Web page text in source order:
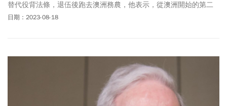
替代役背法條，退伍後跑去澳洲務農，他表示，從澳洲開始的第二
人生，開拓了思想與視野，讓自己有了從台灣以外的角度看世界，
日期：2023-08-18